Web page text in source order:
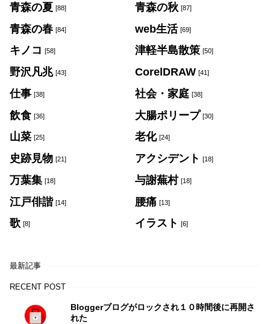
青森の夏 [88] 青森の秋 [87]
青森の春 [84] web生活 [69]
キノコ [58] 津軽半島散策 [50]
野沢凡兆 [43] CorelDRAW [41]
仕事 [38] 社会・家庭 [38]
飲食 [36] 大腸ポリープ [30]
山菜 [25] 老化 [24]
史跡見物 [21] アクシデント [18]
万葉集 [18] 与謝蕪村 [18]
江戸俳諧 [14] 腰痛 [13]
歌 [8] イラスト [6]
最新記事
RECENT POST
Bloggerブログがロックされ１０時間後に再開さ
れた